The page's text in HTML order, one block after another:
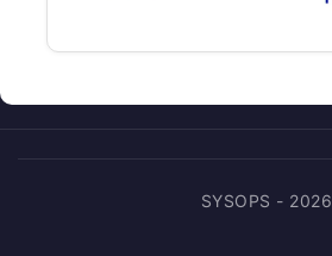
SYSOPS - 2026